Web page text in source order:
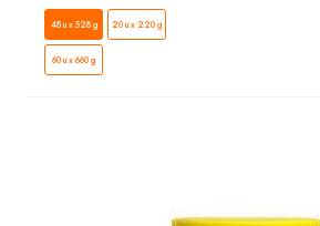
48 u x 528 g 20 u x 220 g
60 u x 660 g